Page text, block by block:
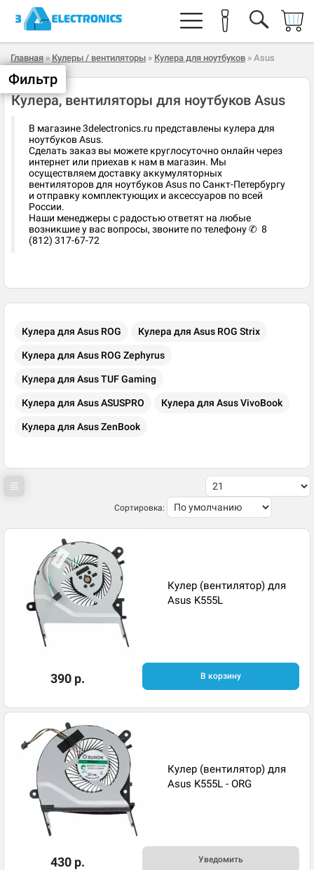
Главная » Кулеры / вентиляторы » Кулера для ноутбуков » Asus
Кулера, вентиляторы для ноутбуков Asus
В магазине 3delectronics.ru представлены кулера для
ноутбуков Asus.
Сделать заказ вы можете круглосуточно онлайн через
интернет или приехав к нам в магазин. Мы
осуществляем доставку аккумуляторных
вентиляторов для ноутбуков Asus по Санкт-Петербургу
и отправку комплектующих и аксессуаров по всей
России.
Наши менеджеры с радостью ответят на любые
возникшие у вас вопросы, звоните по телефону ✆ 8
(812) 317-67-72
Кулера для Asus ROG Кулера для Asus ROG Strix
Кулера для Asus ROG Zephyrus
Кулера для Asus TUF Gaming
Кулера для Asus ASUSPRO Кулера для Asus VivoBook
Кулера для Asus ZenBook
Сортировка:
Кулер (вентилятор) для
Asus K555L
390 р. В корзину
Кулер (вентилятор) для
Asus K555L - ORG
430 р. Уведомить
Фильтр